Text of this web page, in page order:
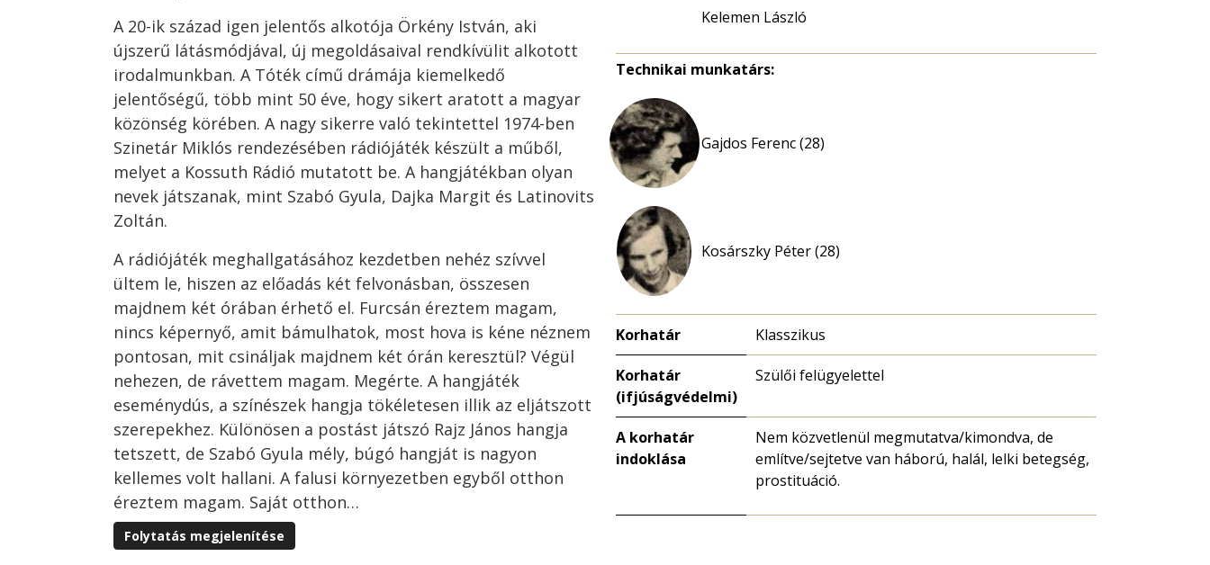
A 20-ik század igen jelentős alkotója Örkény István, aki
újszerű látásmódjával, új megoldásaival rendkívülit alkotott
irodalmunkban. A Tóték című drámája kiemelkedő
jelentőségű, több mint 50 éve, hogy sikert aratott a magyar
közönség körében. A nagy sikerre való tekintettel 1974-ben
Szinetár Miklós rendezésében rádiójáték készült a műből,
melyet a Kossuth Rádió mutatott be. A hangjátékban olyan
nevek játszanak, mint Szabó Gyula, Dajka Margit és Latinovits
Zoltán.
A rádiójáték meghallgatásához kezdetben nehéz szívvel
ültem le, hiszen az előadás két felvonásban, összesen
majdnem két órában érhető el. Furcsán éreztem magam,
nincs képernyő, amit bámulhatok, most hova is kéne néznem
pontosan, mit csináljak majdnem két órán keresztül? Végül
nehezen, de rávettem magam. Megérte. A hangjáték
eseménydús, a színészek hangja tökéletesen illik az eljátszott
szerepekhez. Különösen a postást játszó Rajz János hangja
tetszett, de Szabó Gyula mély, búgó hangját is nagyon
kellemes volt hallani. A falusi környezetben egyből otthon
éreztem magam. Saját otthon…
Folytatás megjelenítése
Kelemen László
Technikai munkatárs:
Gajdos Ferenc (28)
Kosárszky Péter (28)
Korhatár Klasszikus
Korhatár
(ifjúságvédelmi)
Szülői felügyelettel
A korhatár
indoklása
Nem közvetlenül megmutatva/kimondva, de
említve/sejtetve van háború, halál, lelki betegség,
prostituáció.